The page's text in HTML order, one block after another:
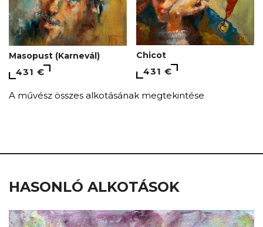
Мasopust (Karnevál)
431 €
Chicot
431 €
A művész összes alkotásának megtekintése
HASONLÓ ALKOTÁSOK